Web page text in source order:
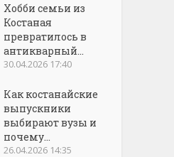
Хобби семьи из
Костаная
превратилось в
антикварный...
30.04.2026 17:40
Как костанайские
выпускники
выбирают вузы и
почему...
26.04.2026 14:35